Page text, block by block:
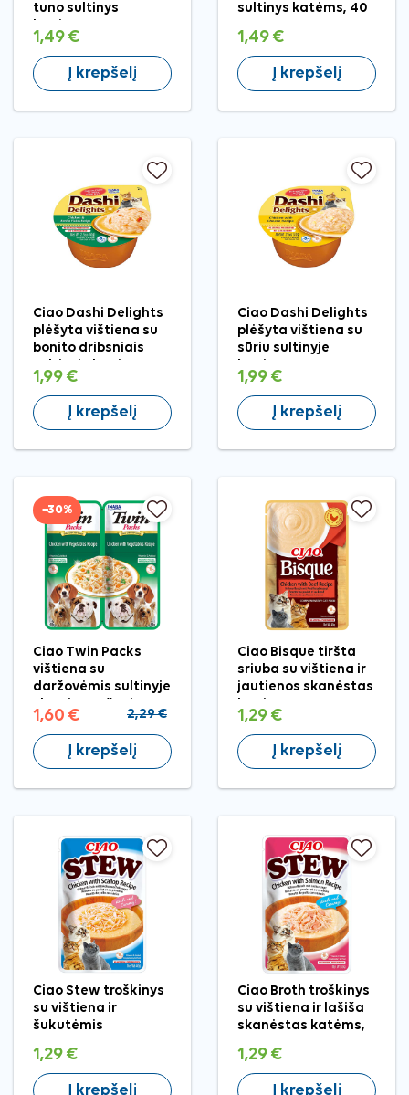
tuno sultinys
1,49 €
Į krepšelį
sultinys katėms, 40
1,49 €
Į krepšelį
Ciao Dashi Delights
plėšyta vištiena su
bonito dribsniais
sultinyje katėms, 70
g
1,99 €
Į krepšelį
Ciao Dashi Delights
plėšyta vištiena su
sūriu sultinyje
katėms, 70 g
1,99 €
Į krepšelį
−30%
Ciao Twin Packs
vištiena su
daržovėmis sultinyje
2x40 g
1,60 € 2,29 €
Į krepšelį
Ciao Bisque tiršta
sriuba su vištiena ir
jautienos skanėstas
1,29 €
Į krepšelį
Ciao Stew troškinys
su vištiena ir
šukutėmis
40 g
1,29 €
Į krepšelį
Ciao Broth troškinys
su vištiena ir lašiša
skanėstas katėms,
1,29 €
Į krepšelį